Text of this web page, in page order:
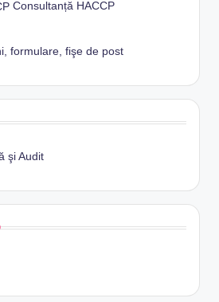
Consultanță HACCP
formulare, fişe de post
şi Audit